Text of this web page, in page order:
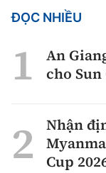
ĐỌC NHIỀU
An
cho
Nhận
Cup